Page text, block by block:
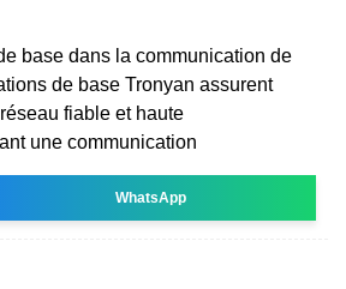
base dans la communication de
de base Tronyan assurent
fiable et haute
une communication
WhatsApp